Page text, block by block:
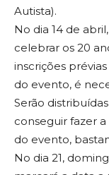
Autista).
No dia 14 de
celebrar os 20
inscrições
do evento, é
Serão
conseguir fazer
do evento,
No dia 21,